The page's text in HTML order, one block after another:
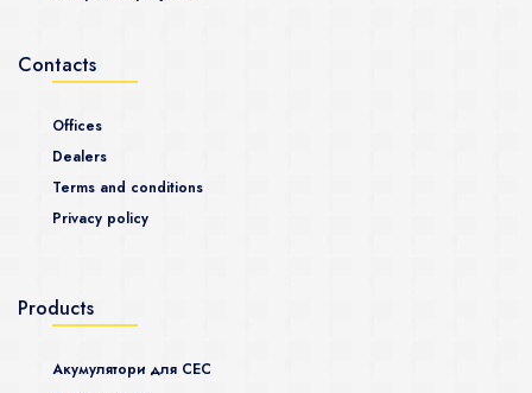
Contacts
Offices
Dealers
Terms and conditions
Privacy policy
Products
Акумулятори для СЕС